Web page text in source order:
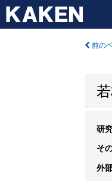
前の
研
そ
外